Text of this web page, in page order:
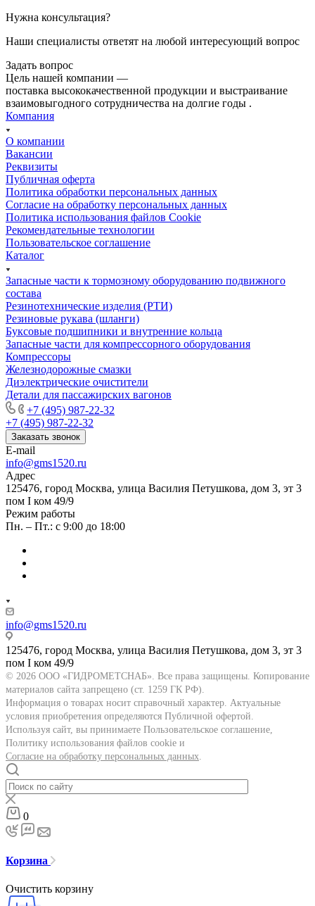
Нужна консультация?
Наши специалисты ответят на любой интересующий вопрос
Задать вопрос
Цель нашей компании —
поставка высококачественной продукции и выстраивание
взаимовыгодного сотрудничества на долгие годы .
Компания
О компании
Вакансии
Реквизиты
Публичная оферта
Политика обработки персональных данных
Cогласие на обработку персональных данных
Политика использования файлов Cookie
Рекомендательные технологии
Пользовательское соглашение
Каталог
Запасные части к тормозному оборудованию подвижного
состава
Резинотехнические изделия (РТИ)
Резиновые рукава (шланги)
Буксовые подшипники и внутренние кольца
Запасные части для компрессорного оборудования
Компрессоры
Железнодорожные смазки
Диэлектрические очистители
Детали для пассажирских вагонов
+7 (495) 987-22-32
+7 (495) 987-22-32
Заказать звонок
E-mail
info@gms1520.ru
Адрес
125476, город Москва, улица Василия Петушкова, дом 3, эт 3
пом I ком 49/9
Режим работы
Пн. – Пт.: с 9:00 до 18:00
info@gms1520.ru
125476, город Москва, улица Василия Петушкова, дом 3, эт 3
пом I ком 49/9
© 2026 ООО «ГИДРОМЕТСНАБ». Все права защищены. Копирование
материалов сайта запрещено (ст. 1259 ГК РФ).
Информация о товарах носит справочный характер. Актуальные
условия приобретения определяются Публичной офертой.
Используя сайт, вы принимаете Пользовательское соглашение,
Политику использования файлов cookie и
Согласие на обработку персональных данных.
0
Корзина
Очистить корзину